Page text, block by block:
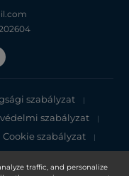
traffic, and personalize
szabályzat |
szabályzat |
Cookie szabályzat |